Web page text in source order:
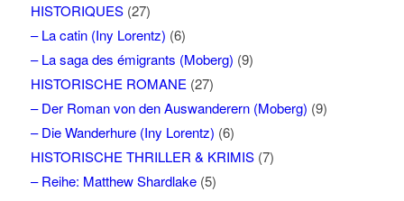
HISTORIQUES(27)
– La catin (Iny Lorentz) (6)
– La saga des émigrants (Moberg) (9)
HISTORISCHE ROMANE (27)
– Der Roman von den Auswanderern (Moberg) (9)
– Die Wanderhure (Iny Lorentz) (6)
HISTORISCHE THRILLER & KRIMIS(7)
– Reihe: Matthew Shardlake(5)